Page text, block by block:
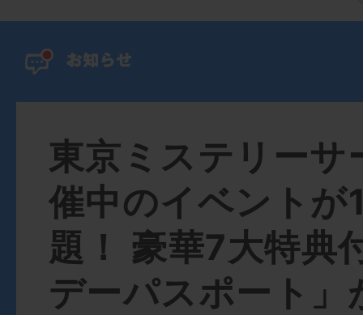
東京ミステリーサ
催中のイベントが
題！ 豪華7大特典
デーパスポート